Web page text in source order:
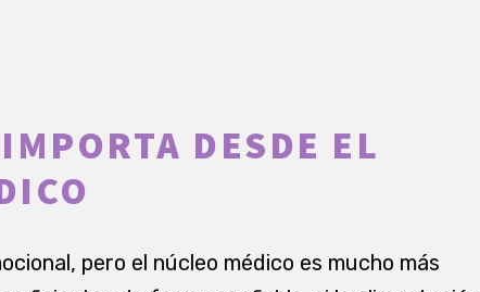
DESDE EL
pero el núcleo médico es mucho más